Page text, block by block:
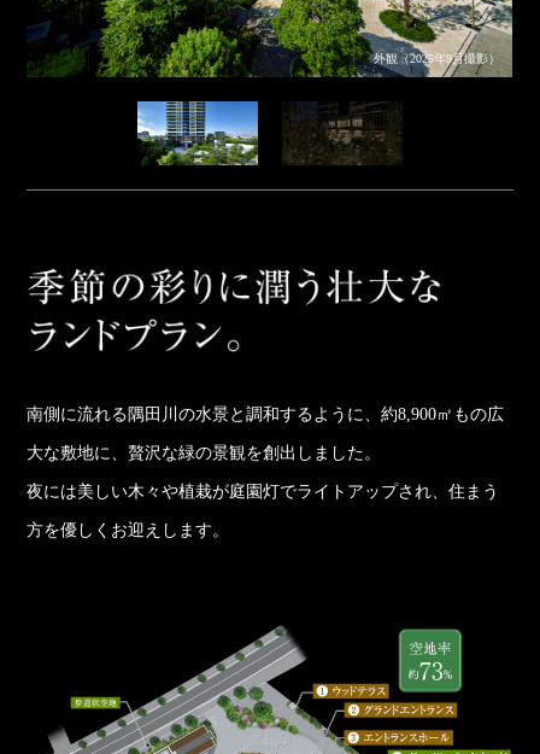
外観（2025年9月撮影）
南側に流れる隅田川の水景と調和するように、約8,900㎡もの広
大な敷地に、贅沢な緑の景観を創出しました。
夜には美しい木々や植栽が庭園灯でライトアップされ、住まう
方を優しくお迎えします。